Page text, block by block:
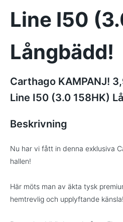
Line I50
Långbädd!
Carthago KAMPANJ!
Line I50 (3.0 158HK)
Beskrivning
Nu har vi fått in denna exklusiva
hallen!
Här möts man av äkta tysk
hemtrevlig och upplyftande känsla!